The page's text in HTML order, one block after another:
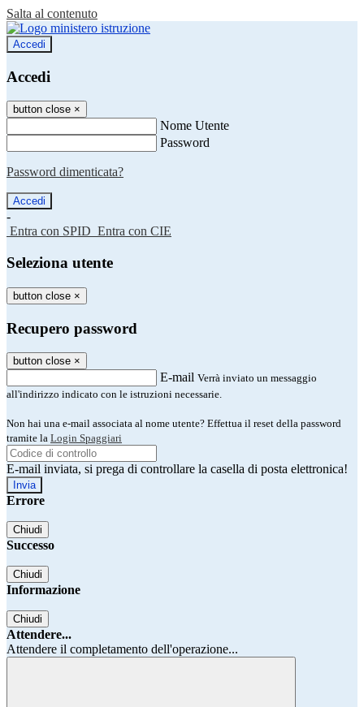
Salta al contenuto
Accedi
Accedi
button close ×
Nome Utente
Password
Password dimenticata?
-
Entra con SPID Entra con CIE
Seleziona utente
button close ×
Recupero password
button close ×
E-mail Verrà inviato un messaggio
all'indirizzo indicato con le istruzioni necessarie.
Non hai una e-mail associata al nome utente? Effettua il reset della password
tramite la Login Spaggiari
E-mail inviata, si prega di controllare la casella di posta elettronica!
Errore
Chiudi
Successo
Chiudi
Informazione
Chiudi
Attendere...
Attendere il completamento dell'operazione...